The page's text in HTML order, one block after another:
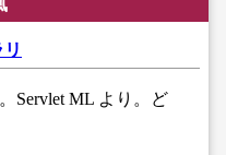
Servlet ML より。ど